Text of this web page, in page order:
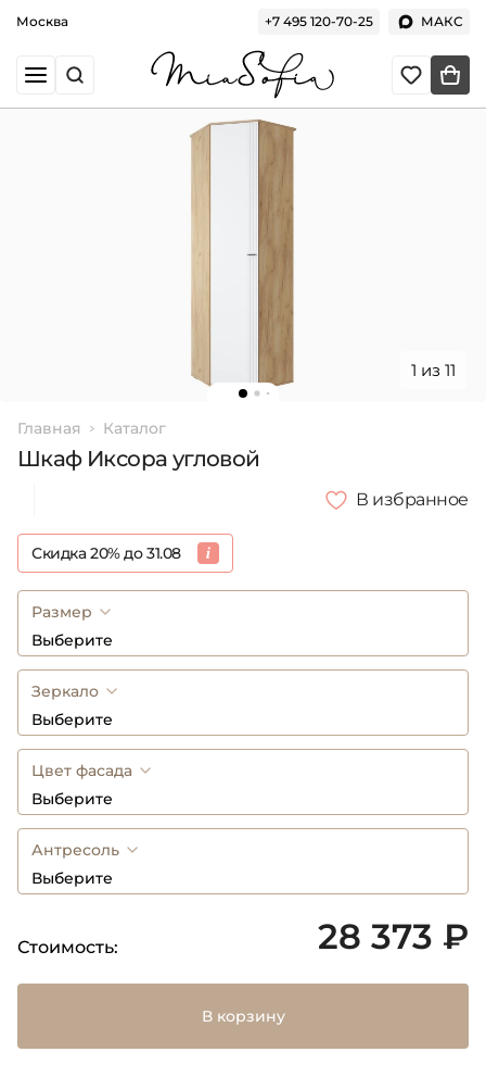
Москва +7 495 120-70-25 МАКС
1 из 11
Главная Каталог
Шкаф Иксора угловой
В избранное
Скидка 20% до 31.08
Размер
Выберите
Зеркало
Выберите
Цвет фасада
Выберите
Антресоль
Выберите
Стоимость: 28 373 ₽
В корзину